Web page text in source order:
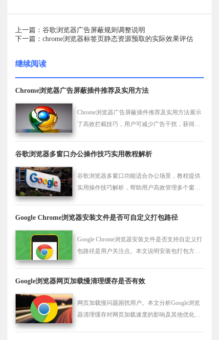
上一篇：谷歌浏览器广告屏蔽规则调整说明
下一篇：chrome浏览器标签页静态资源预取的实际效果评估
继续阅读
Chrome浏览器广告屏蔽插件推荐及实用方法
Chrome浏览器广告屏蔽插件推荐及实用方法展示
了高效拦截技巧，用户可减少广告干扰，获得更
谷歌浏览器多窗口办公操作技巧实用教程解析
谷歌浏览器多窗口功能适合办公场景，教程提供
实用操作技巧解析，帮助用户高效管理多个窗
Google Chrome浏览器安装文件是否可自定义打包路径
Google Chrome浏览器安装文件是否支持自定义打
包路径是用户关注点。本文说明安装包打包方式
Google浏览器网页加载慢清理缓存是否有效
网页加载慢问题困扰用户。本文分析Google浏览
器清理缓存对网页加载速度的影响及其他优化建